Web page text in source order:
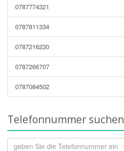
0787774321
0787811334
0787216230
0787266707
0787084502
Telefonnummer suchen